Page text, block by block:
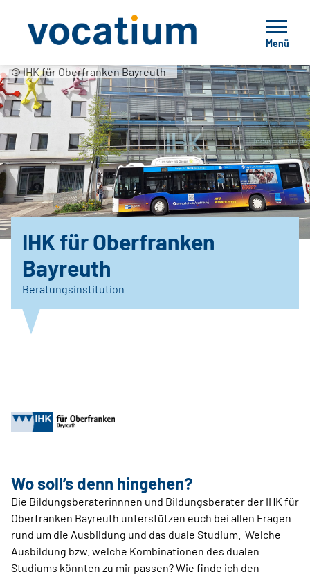
Menü
© IHK für Oberfranken Bayreuth
IHK für Oberfranken
Bayreuth
Beratungsinstitution
Wo soll’s denn hingehen?
Die Bildungsberaterinnnen und Bildungsberater der IHK für
Oberfranken Bayreuth unterstützen euch bei allen Fragen
rund um die Ausbildung und das duale Studium. Welche
Ausbildung bzw. welche Kombinationen des dualen
Studiums könnten zu mir passen? Wie finde ich den